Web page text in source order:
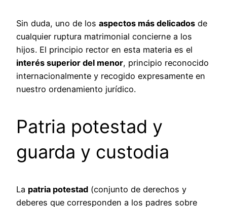
Sin duda, uno de los aspectos más delicados de
cualquier ruptura matrimonial concierne a los
hijos. El principio rector en esta materia es el
interés superior del menor, principio reconocido
internacionalmente y recogido expresamente en
nuestro ordenamiento jurídico.
Patria potestad y
guarda y custodia
La patria potestad (conjunto de derechos y
deberes que corresponden a los padres sobre